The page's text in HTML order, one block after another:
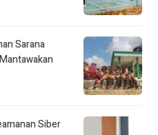
Sarana
Siber